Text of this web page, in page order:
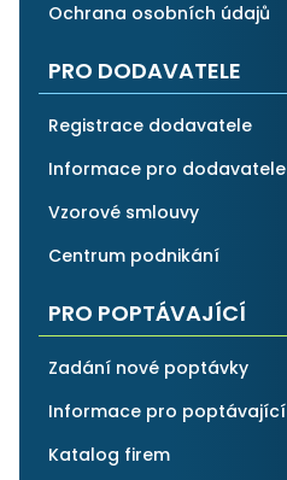
Ochrana osobních údajů
PRO DODAVATELE
Registrace dodavatele
Informace pro dodavatele
Vzorové smlouvy
Centrum podnikání
PRO POPTÁVAJÍCÍ
Zadání nové poptávky
Informace pro poptávající
Katalog firem